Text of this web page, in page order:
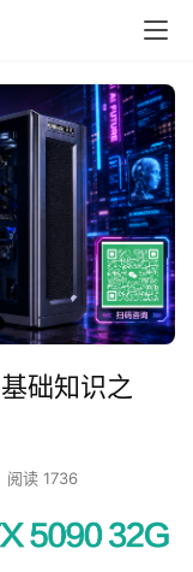
础知识之
阅读 1736